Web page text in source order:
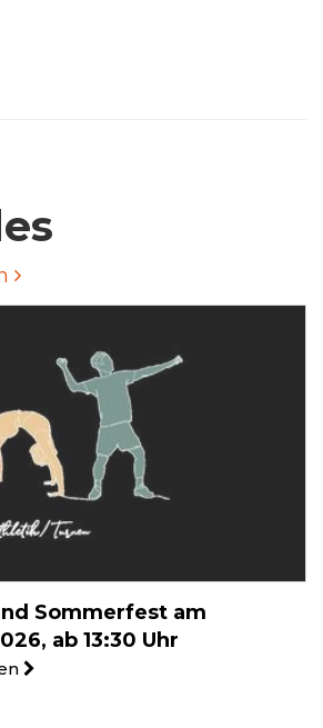
Sommerfest am
ab 13:30 Uhr